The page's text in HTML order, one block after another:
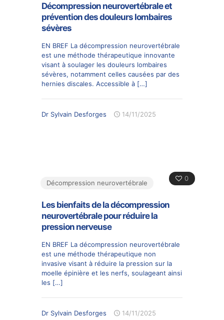
Décompression neurovertébrale et
prévention des douleurs lombaires
sévères
EN BREF La décompression neurovertébrale
est une méthode thérapeutique innovante
visant à soulager les douleurs lombaires
sévères, notamment celles causées par des
hernies discales. Accessible à […]
Dr Sylvain Desforges 14/11/2025
0
Décompression neurovertébrale
Les bienfaits de la décompression
neurovertébrale pour réduire la
pression nerveuse
EN BREF La décompression neurovertébrale
est une méthode thérapeutique non
invasive visant à réduire la pression sur la
moelle épinière et les nerfs, soulageant ainsi
les […]
Dr Sylvain Desforges 14/11/2025